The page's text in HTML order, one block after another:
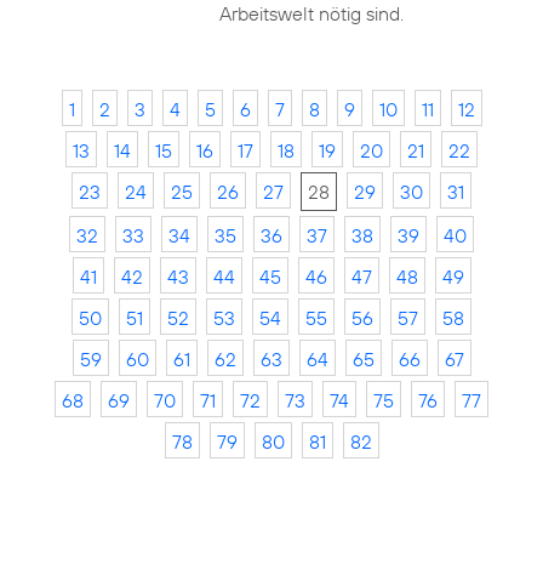
Arbeitswelt nötig sind.
1 2 3 4 5 6 7 8 9 10 11
12
13
14 15 16 17 18 19 20 21
22
23
24 25 26 27 28 29 30
31
32
33 34 35 36 37 38 39
40
41
42 43 44 45 46 47 48
49
50
51 52 53 54 55 56 57
58
59
60 61 62 63 64 65 66
67
68
69 70 71 72 73 74 75 76
77
78
79 80 81 82